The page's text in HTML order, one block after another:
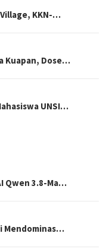
KKN-…
Kuapan, Dose…
UNSI…
Qwen 3.8-Ma…
Mendominas…